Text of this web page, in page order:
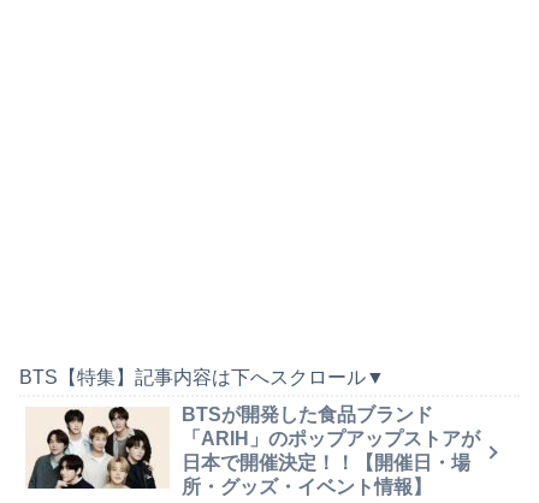
BTS【特集】記事内容は下へスクロール▼
BTSが開発した食品ブランド
「ARIH」のポップアップストアが
日本で開催決定！！【開催日・場
所・グッズ・イベント情報】